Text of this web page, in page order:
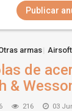
Publicar
armas Airsoft
de
&
216 03